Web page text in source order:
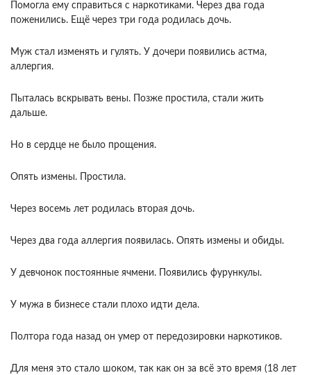
Помогла ему справиться с наркотиками. Через два года
поженились. Ещё через три года родилась дочь.
Муж стал изменять и гулять. У дочери появились астма,
аллергия.
Пыталась вскрывать вены. Позже простила, стали жить
дальше.
Но в сердце не было прощения.
Опять измены. Простила.
Через восемь лет родилась вторая дочь.
Через два года аллергия появилась. Опять измены и обиды.
У девчонок постоянные ячмени. Появились фурункулы.
У мужа в бизнесе стали плохо идти дела.
Полтора года назад он умер от передозировки наркотиков.
Для меня это стало шоком, так как он за всё это время (18 лет